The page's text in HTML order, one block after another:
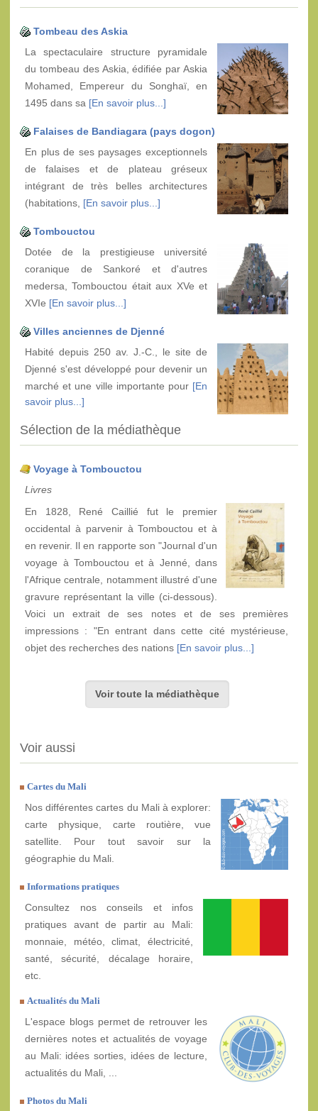
Tombeau des Askia
La spectaculaire structure pyramidale
du tombeau des Askia, édifiée par Askia
Mohamed, Empereur du Songhaï, en
1495 dans sa [En savoir plus...]
Falaises de Bandiagara (pays dogon)
En plus de ses paysages exceptionnels
de falaises et de plateau gréseux
intégrant de très belles architectures
(habitations, [En savoir plus...]
Tombouctou
Dotée de la prestigieuse université
coranique de Sankoré et d'autres
medersa, Tombouctou était aux XVe et
XVIe [En savoir plus...]
Villes anciennes de Djenné
Habité depuis 250 av. J.-C., le site de
Djenné s'est développé pour devenir un
marché et une ville importante pour [En
savoir plus...]
Sélection de la médiathèque
Voyage à Tombouctou
Livres
En 1828, René Caillié fut le premier
occidental à parvenir à Tombouctou et à
en revenir. Il en rapporte son "Journal d'un
voyage à Tombouctou et à Jenné, dans
l'Afrique centrale, notamment illustré d'une
gravure représentant la ville (ci-dessous).
Voici un extrait de ses notes et de ses premières
impressions : "En entrant dans cette cité mystérieuse,
objet des recherches des nations [En savoir plus...]
Voir toute la médiathèque
Voir aussi
Cartes du Mali
Nos différentes cartes du Mali à explorer:
carte physique, carte routière, vue
satellite. Pour tout savoir sur la
géographie du Mali.
Informations pratiques
Consultez nos conseils et infos
pratiques avant de partir au Mali:
monnaie, météo, climat, électricité,
santé, sécurité, décalage horaire,
etc.
Actualités du Mali
L'espace blogs permet de retrouver les
dernières notes et actualités de voyage
au Mali: idées sorties, idées de lecture,
actualités du Mali, ...
Photos du Mali